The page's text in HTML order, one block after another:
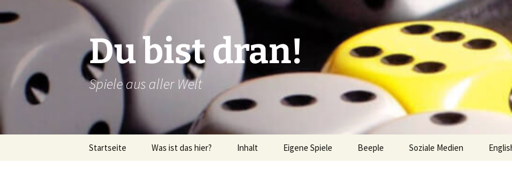
Inhalt
Du bist dran!
Spiele aus aller Welt
Startseite Was ist das hier? Inhalt Eigene Spiele Beeple Soziale Medien